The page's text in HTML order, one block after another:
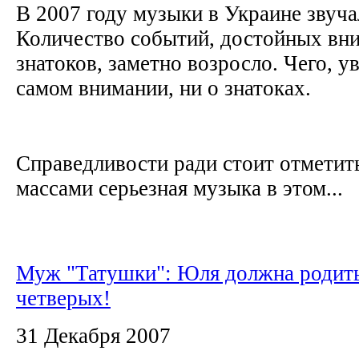
В 2007 году музыки в Украине
Количество событий, достойных
знатоков, заметно возросло. Чего,
самом внимании, ни о знатоках.
Справедливости ради стоит
массами серьезная музыка в этом...
Муж "Татушки": Юля должна
четверых!
31 Декабря 2007